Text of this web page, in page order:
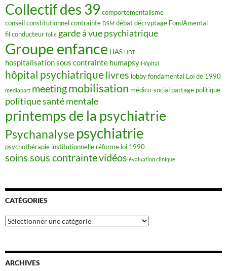
Collectif des 39 comportementalisme
conseil constitutionnelcontrainte DSM débatdécryptage FondAmental
fil conducteur folie garde à vue psychiatrique
Groupe enfance HAS HDT
hospitalisation sous contrainte humapsy Hôpital
hôpital psychiatriquelivres lobby fondamental Loi de 1990
mediapart meetingmobilisation médico-social partage politique
politique santé mentale
printemps de la psychiatrie
Psychanalyse psychiatrie
psychothérapie institutionnelle réforme loi 1990
soins sous contraintevidéos évaluation clinique
CATÉGORIES
Catégories
ARCHIVES